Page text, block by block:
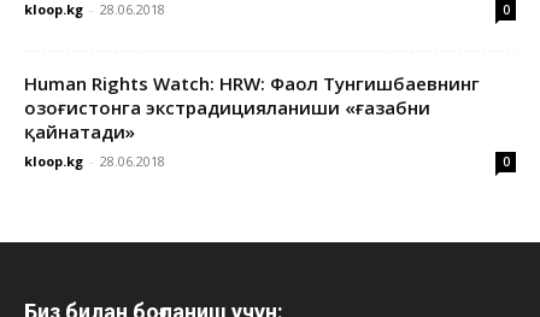
kloop.kg - 28.06.2018 0
Human Rights Watch: HRW: Фаол Тунгишбаевнинг
Қозоғистонга экстрадицияланиши «ғазабни
қайнатади»
kloop.kg - 28.06.2018 0
Биз билан боғланиш учун: